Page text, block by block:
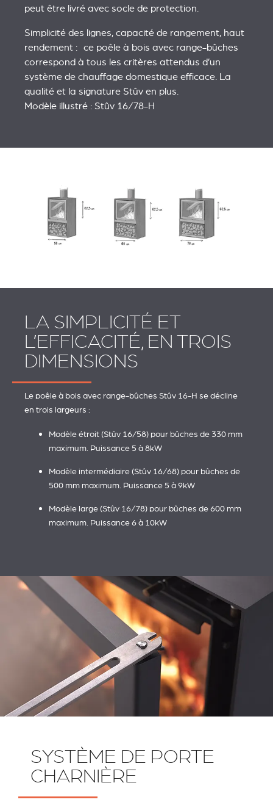
peut être livré avec socle de protection.
Simplicité des lignes, capacité de rangement, haut
rendement : ce poêle à bois avec range-bûches
correspond à tous les critères attendus d’un
système de chauffage domestique efficace. La
qualité et la signature Stûv en plus.
Modèle illustré : Stûv 16/78-H
LA SIMPLICITÉ ET
L’EFFICACITÉ, EN TROIS
DIMENSIONS
Le poêle à bois avec range-bûches Stûv 16-H se décline
en trois largeurs :
Modèle étroit (Stûv 16/58) pour bûches de 330 mm
maximum. Puissance 5 à 8kW
Modèle intermédiaire (Stûv 16/68) pour bûches de
500 mm maximum. Puissance 5 à 9kW
Modèle large (Stûv 16/78) pour bûches de 600 mm
maximum. Puissance 6 à 10kW
SYSTÈME DE PORTE
CHARNIÈRE